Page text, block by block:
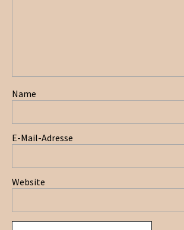
Name
E-Mail-Adresse
Website